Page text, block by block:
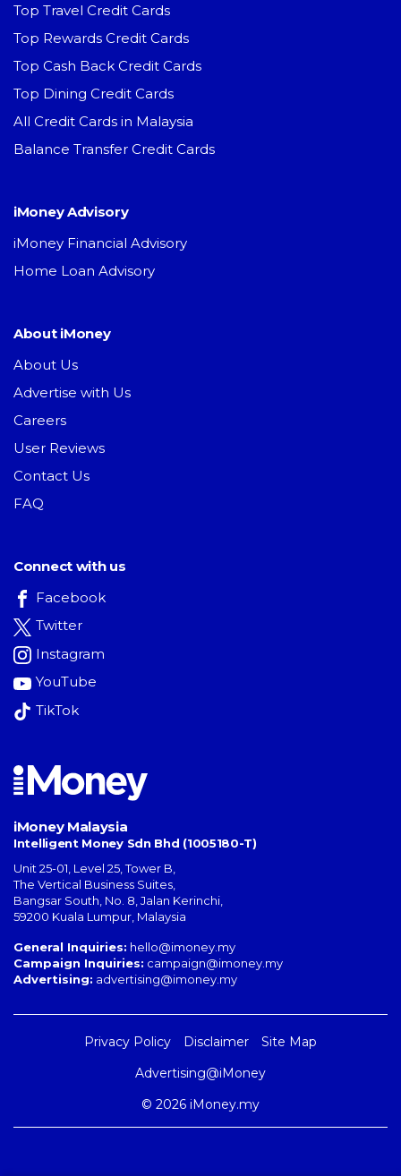
Top Travel Credit Cards
Top Rewards Credit Cards
Top Cash Back Credit Cards
Top Dining Credit Cards
All Credit Cards in Malaysia
Balance Transfer Credit Cards
iMoney Advisory
iMoney Financial Advisory
Home Loan Advisory
About iMoney
About Us
Advertise with Us
Careers
User Reviews
Contact Us
FAQ
Connect with us
Facebook
Twitter
Instagram
YouTube
TikTok
iMoney Malaysia
Intelligent Money Sdn Bhd (1005180-T)
Unit 25-01, Level 25, Tower B,
The Vertical Business Suites
Bangsar South No. 8, Jalan Kerinchi
59200 Kuala Lumpur Malaysia
General Inquiries: hello@imoney.my
Campaign Inquiries: campaign@imoney.my
Advertising: advertising@imoney.my
Privacy Policy Disclaimer
Site Map
Advertising@iMoney
© 2026 iMoney.my